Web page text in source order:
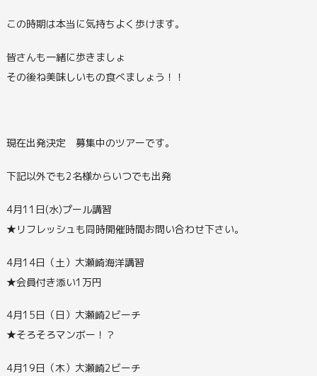
この時期は本当に気持ちよく歩けます。
皆さんも一緒に歩きましょ
その後ね美味しいもの食べましょう！！
現在出発決定 募集中のツアーです。
下記以外でも2名様からいつでも出発
4月11日(水)プール講習
★リフレッシュも同時開催時間お問い合わせ下さい。
4月14日（土）大瀬崎海洋講習
★会員付き添い1万円
4月15日（日）大瀬崎2ビーチ
★そろそろマンボー！？
4月19日（木）大瀬崎2ビーチ